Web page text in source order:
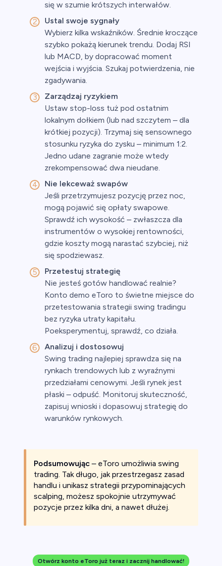
się w szumie krótszych interwałów.
Ustal swoje sygnały
Wybierz kilka wskaźników. Średnie kroczące
szybko pokażą kierunek trendu. Dodaj RSI
lub MACD, by dopracować moment
wejścia i wyjścia. Szukaj potwierdzenia, nie
zgadywania.
Zarządzaj ryzykiem
Ustaw stop-loss tuż pod ostatnim
lokalnym dołkiem (lub nad szczytem – dla
krótkiej pozycji). Trzymaj się sensownego
stosunku ryzyka do zysku – minimum 1:2.
Jedno udane zagranie może wtedy
zrekompensować dwa nieudane.
Nie lekceważ swapów
Jeśli przetrzymujesz pozycję przez noc,
mogą pojawić się opłaty swapowe.
Sprawdź ich wysokość – zwłaszcza dla
instrumentów o wysokiej rentowności,
gdzie koszty mogą narastać szybciej, niż
się spodziewasz.
Przetestuj strategię
Nie jesteś gotów handlować realnie?
Konto demo eToro to świetne miejsce do
przetestowania strategii swing tradingu
bez ryzyka utraty kapitału.
Poeksperymentuj, sprawdź, co działa.
Analizuj i dostosowuj
Swing trading najlepiej sprawdza się na
rynkach trendowych lub z wyraźnymi
przedziałami cenowymi. Jeśli rynek jest
płaski – odpuść. Monitoruj skuteczność,
zapisuj wnioski i dopasowuj strategię do
warunków rynkowych.
Podsumowując – eToro umożliwia swing
trading. Tak długo, jak przestrzegasz zasad
handlu i unikasz strategii przypominających
scalping, możesz spokojnie utrzymywać
pozycje przez kilka dni, a nawet dłużej.
Otwórz konto eToro już teraz i zacznij handlować!